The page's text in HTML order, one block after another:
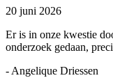
20 juni 2026
Er is in onze kwestie
onderzoek gedaan,
- Angelique Driessen